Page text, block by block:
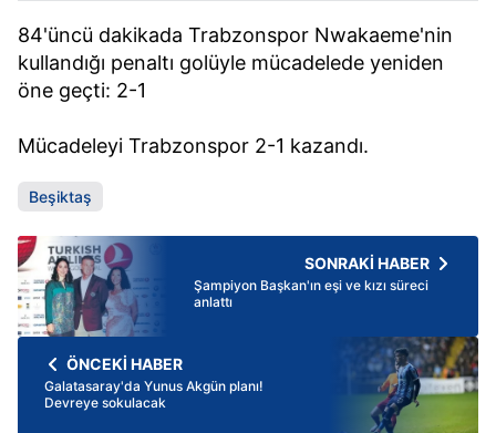
84'üncü dakikada Trabzonspor Nwakaeme'nin
kullandığı penaltı golüyle mücadelede yeniden
öne geçti: 2-1
Mücadeleyi Trabzonspor 2-1 kazandı.
Beşiktaş
SONRAKİ HABER
Şampiyon Başkan'ın eşi ve kızı süreci
anlattı
ÖNCEKİ HABER
Galatasaray'da Yunus Akgün planı!
Devreye sokulacak